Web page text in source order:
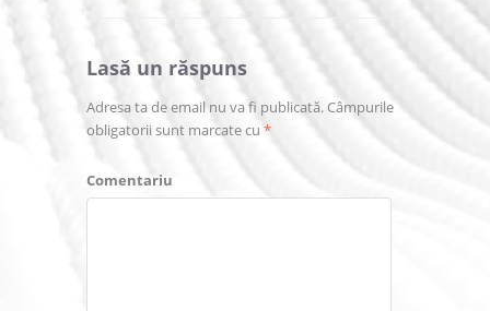
Lasă un răspuns
Adresa ta de email nu va fi publicată.Câmpurile
obligatorii sunt marcate cu *
Comentariu